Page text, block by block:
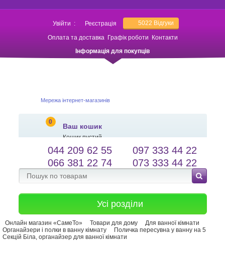
Увійти : Реєстрація 5022 Відгуки
Оплата та доставка Графік роботи
Контакти
Інформація для покупців
Мережа інтернет-магазинів
0
Ваш кошик
Кошик пустий
salessameto@gmail.com
Зворотній зв'язок
Мова сайту
044 209 62 55
097 333 44 22
066 381 22 74
073 333 44 22
Усі розділи
Онлайн магазин «СамеТо» Товари для дому
Для ванної кімнати
Органайзери і полки в ванну кімнату
Поличка пересувна у ванну на 5
Секцій Біла, органайзер для ванної кімнати